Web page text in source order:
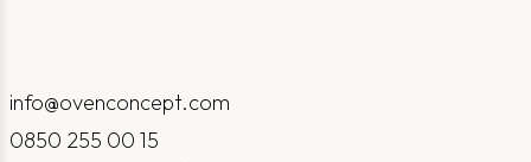
info@ovenconcept.com
0850 255 00 15